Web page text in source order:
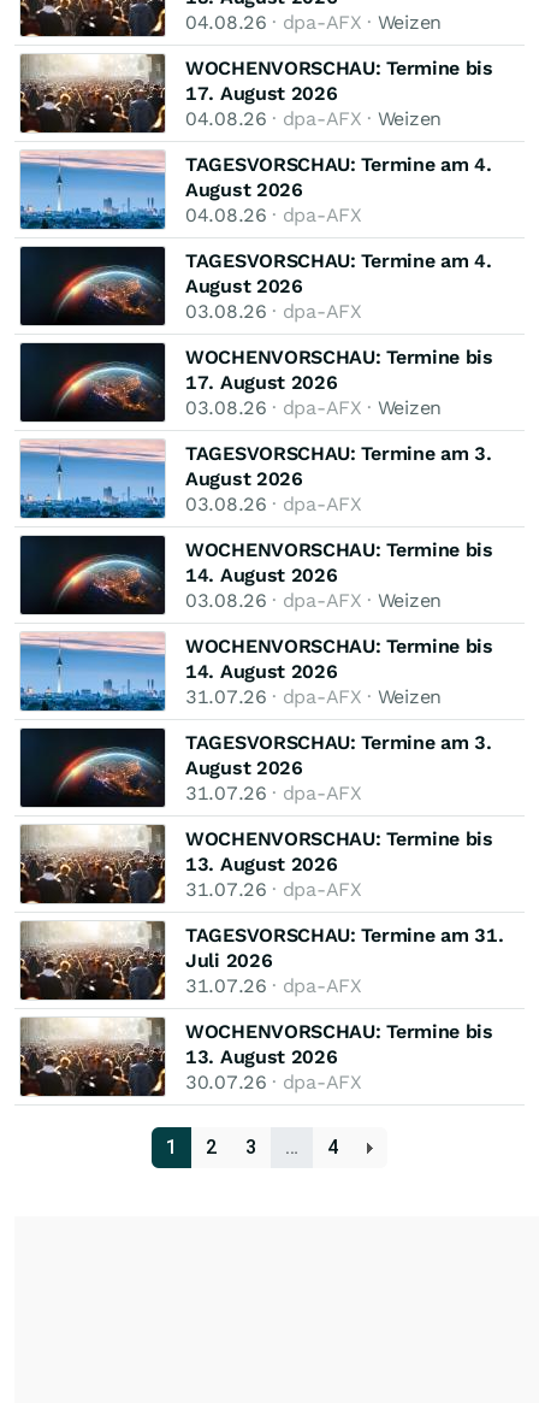
04.08.26 · dpa-AFX · Weizen
WOCHENVORSCHAU: Termine bis
17. August 2026
04.08.26 · dpa-AFX · Weizen
TAGESVORSCHAU: Termine am 4.
August 2026
04.08.26 · dpa-AFX
TAGESVORSCHAU: Termine am 4.
August 2026
03.08.26 · dpa-AFX
WOCHENVORSCHAU: Termine bis
17. August 2026
03.08.26 · dpa-AFX · Weizen
TAGESVORSCHAU: Termine am 3.
August 2026
03.08.26 · dpa-AFX
WOCHENVORSCHAU: Termine bis
14. August 2026
03.08.26 · dpa-AFX · Weizen
WOCHENVORSCHAU: Termine bis
14. August 2026
31.07.26 · dpa-AFX · Weizen
TAGESVORSCHAU: Termine am 3.
August 2026
31.07.26 · dpa-AFX
WOCHENVORSCHAU: Termine bis
13. August 2026
31.07.26 · dpa-AFX
TAGESVORSCHAU: Termine am 31.
Juli 2026
31.07.26 · dpa-AFX
WOCHENVORSCHAU: Termine bis
13. August 2026
30.07.26 · dpa-AFX
1 2 3 … 4